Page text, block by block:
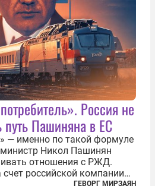
Россия не
путь Пашиняна в ЕС
— именно по такой формуле
Никол Пашинян
отношения с РЖД.
российской компании
ГЕВОРГ МИРЗАЯН